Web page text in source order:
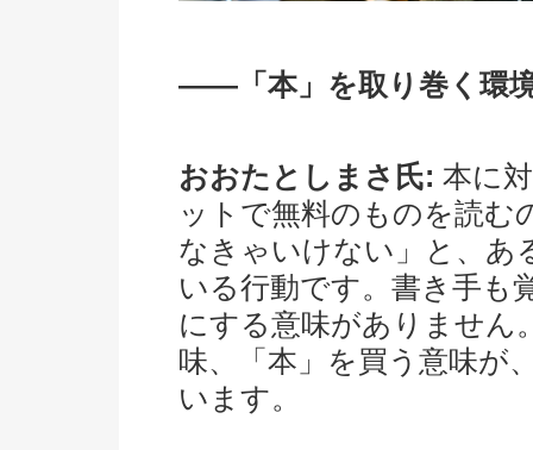
――「本」を取り巻く環
おおたとしまさ氏: 本に
ットで無料のものを読む
なきゃいけない」と、あ
いる行動です。書き手も
にする意味がありません
味、「本」を買う意味が
います。